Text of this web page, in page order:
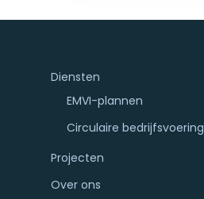
Diensten
EMVI-plannen
Circulaire bedrijfsvoering
Projecten
Over ons